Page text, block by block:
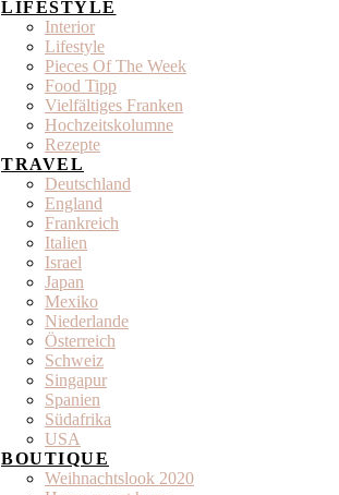
LIFESTYLE
Interior
Lifestyle
Pieces Of The Week
Food Tipp
Vielfältiges Franken
Hochzeitskolumne
Rezepte
TRAVEL
Deutschland
England
Frankreich
Italien
Israel
Japan
Mexiko
Niederlande
Österreich
Schweiz
Singapur
Spanien
Südafrika
USA
BOUTIQUE
Weihnachtslook 2020